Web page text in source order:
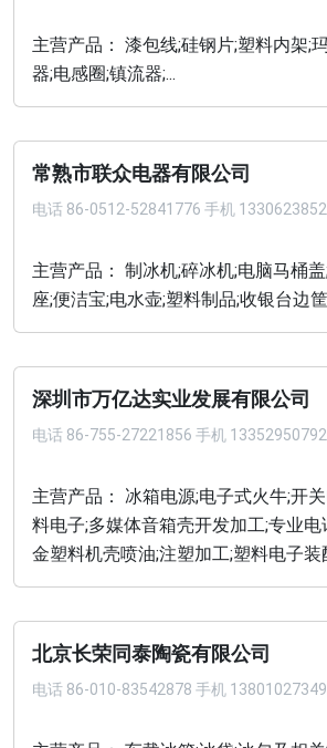
主营产品： 漆包线;硅钢片;塑料内架;
器;电感圈;镇流器;...
常熟市联众电器有限公司
电话 86-0512-52841776 手机
主营产品： 制冰机;碎冰机;电脑马桶
座;便洁宝;电水壶;塑料制品;收银台边筐
深圳市万亿达实业发展有限公司
电话 86-755-27221856 手机
主营产品： 冰箱电源;电子式火牛;开
料电子;多媒体音箱壳开发加工;专业电
金塑料机壳喷油;注塑加工;塑料电子装
北京长荣同泰陶瓷有限公司
电话 86-010-83542878 手机